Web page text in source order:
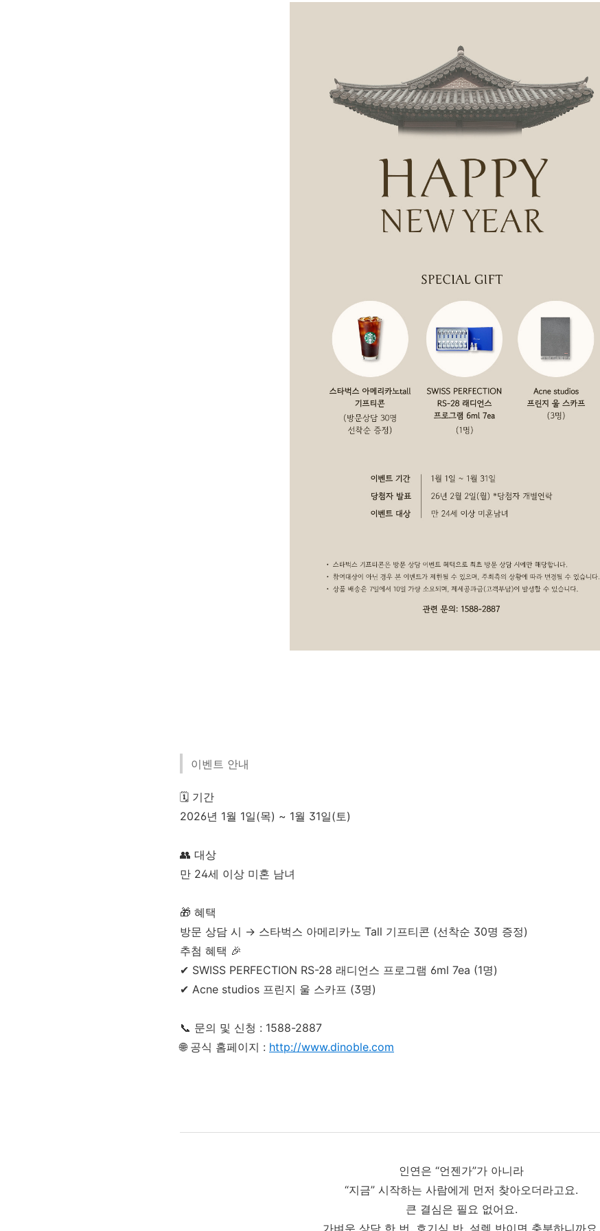
이벤트 안내
🗓️ 기간
2026년 1월 1일(목) ~ 1월 31일(토)
👥 대상
만 24세 이상 미혼 남녀
🎁 혜택
방문 상담 시 → 스타벅스 아메리카노 Tall 기프티콘 (선착순 30명 증정)
추첨 혜택 🎉
✔ SWISS PERFECTION RS-28 래디언스 프로그램 6ml 7ea (1명)
✔ Acne studios 프린지 울 스카프 (3명)
📞 문의 및 신청 : 1588-2887
🌐 공식 홈페이지 : http://www.dinoble.com
인연은 “언젠가”가 아니라
“지금” 시작하는 사람에게 먼저 찾아오더라고요.
큰 결심은 필요 없어요.
가벼운 상담 한 번, 호기심 반, 설렘 반이면 충분하니까요.